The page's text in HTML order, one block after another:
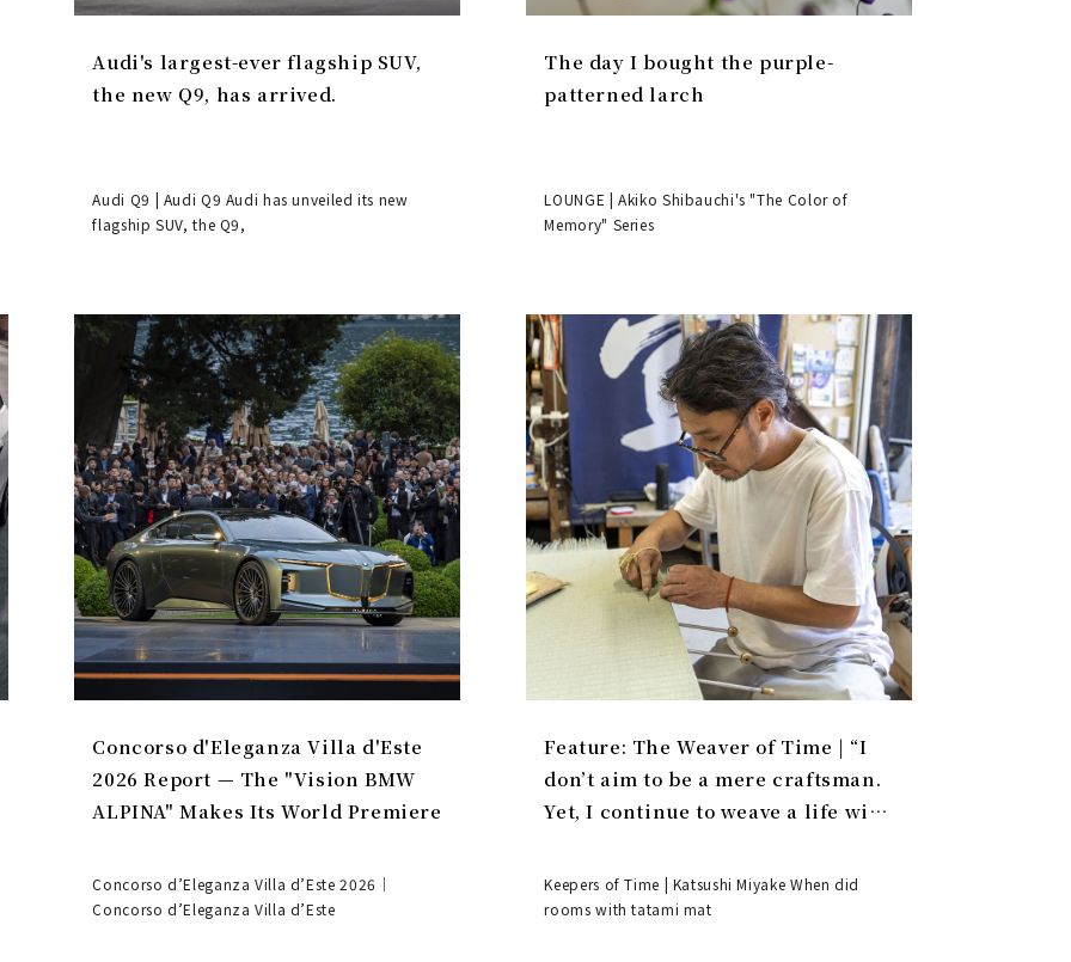
Audi's largest-ever flagship SUV,
the new Q9, has arrived.
Audi Q9 | Audi Q9 Audi has unveiled its new
flagship SUV, the Q9,
The day I bought the purple-
patterned larch
LOUNGE | Akiko Shibauchi's "The Color of
Memory" Series
Concorso d'Eleganza Villa d'Este
2026 Report — The "Vision BMW
ALPINA" Makes Its World Premiere
Concorso d’Eleganza Villa d’Este 2026｜
Concorso d’Eleganza Villa d’Este
Feature: The Weaver of Time | “I
don’t aim to be a mere craftsman.
Yet, I continue to weave a life with
Keepers of Time | Katsushi Miyake When did
rooms with tatami mat